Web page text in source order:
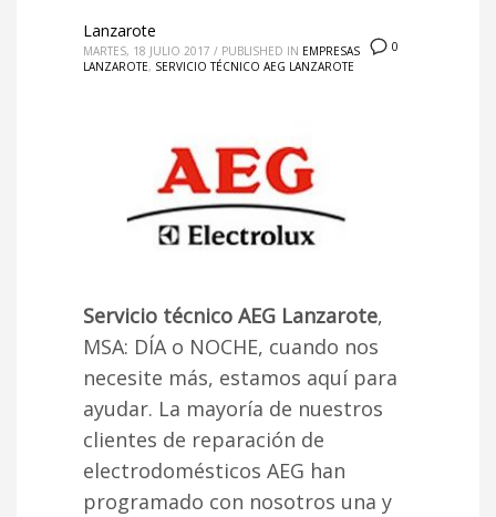
0
Lanzarote
MARTES, 18 JULIO 2017 / PUBLISHED IN EMPRESAS
LANZAROTE, SERVICIO TÉCNICO AEG LANZAROTE
Servicio técnico AEG Lanzarote,
MSA: DÍA o NOCHE, cuando nos
necesite más, estamos aquí para
ayudar. La mayoría de nuestros
clientes de reparación de
electrodomésticos AEG han
programado con nosotros una y